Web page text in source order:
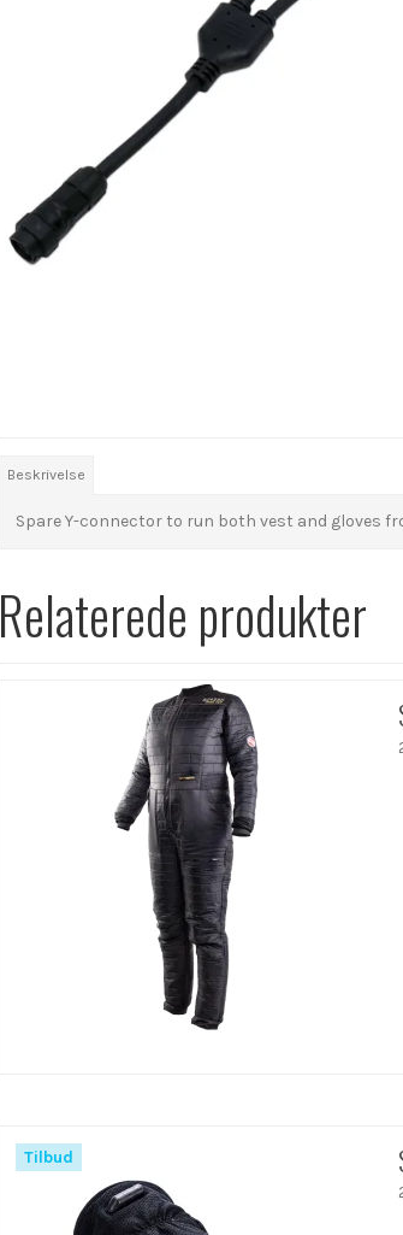
Beskrivelse
Spare Y-connector to run both vest and gloves
Relaterede produkter
Tilbud